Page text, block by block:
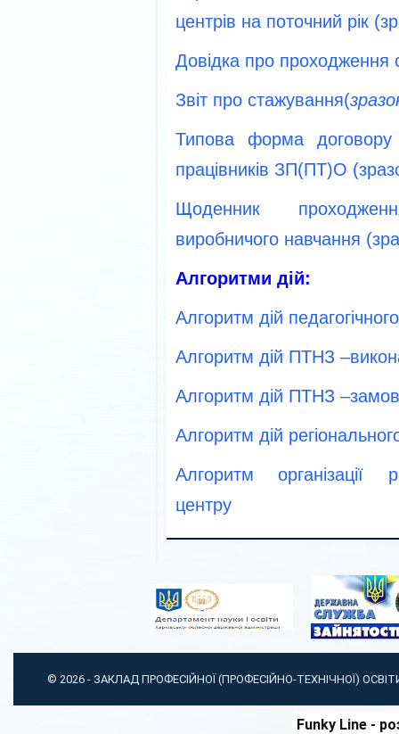
центрів на поточний рік
Довідка про проходження
Звіт про стажування(
Типова форма договору
працівників ЗП(ПТ)О
Щоденник
виробничого навчання
Алгоритми дій:
Алгоритм дій
Алгоритм дій ПТНЗ
Алгоритм дій ПТНЗ
Алгоритм дій
Алгоритм організації
центру
© 2026 - ЗАКЛАД ПРОФЕСІЙНОЇ (ПРОФЕСІЙНО-ТЕХНІЧНОЇ)
Funky Line-